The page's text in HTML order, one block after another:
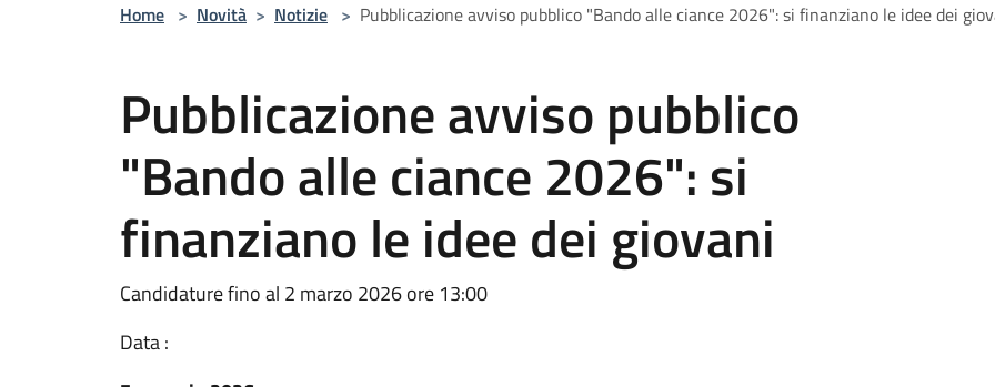
Home > Novità > Notizie > Pubblicazione avviso pubblico "Bando alle ciance 2026": si finanziano le idee dei
Pubblicazione avviso pubblico
"Bando alle ciance 2026": si
finanziano le idee dei giovani
Candidature fino al 2 marzo 2026 ore 13:00
Data :